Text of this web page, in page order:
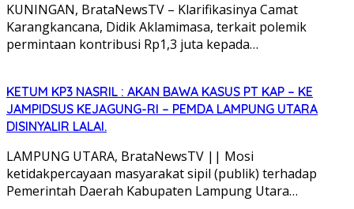
KUNINGAN, BrataNewsTV – Klarifikasinya Camat
Karangkancana, Didik Aklamimasa, terkait polemik
permintaan kontribusi Rp1,3 juta kepada…
KETUM KP3 NASRIL : AKAN BAWA KASUS PT KAP – KE
JAMPIDSUS KEJAGUNG-RI – PEMDA LAMPUNG UTARA
DISINYALIR LALAI.
LAMPUNG UTARA, BrataNewsTV || Mosi
ketidakpercayaan masyarakat sipil (publik) terhadap
Pemerintah Daerah Kabupaten Lampung Utara…